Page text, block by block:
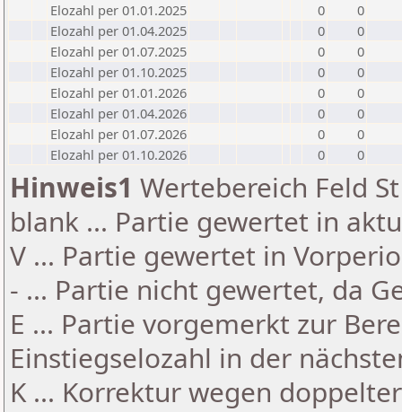
Elozahl per 01.01.2025
0
0
Elozahl per 01.04.2025
0
0
Elozahl per 01.07.2025
0
0
Elozahl per 01.10.2025
0
0
Elozahl per 01.01.2026
0
0
Elozahl per 01.04.2026
0
0
Elozahl per 01.07.2026
0
0
Elozahl per 01.10.2026
0 0
Hinweis1 Wertebereich Feld
blank ... Partie gewertet in
V ... Partie gewertet in
- ... Partie nicht gewertet, da
E ... Partie vorgemerkt zur
Einstiegselozahl in der
K ... Korrektur wegen